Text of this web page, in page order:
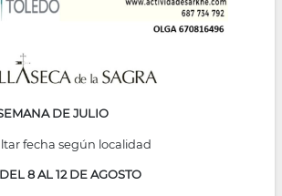
DE JULIO
fecha según localidad
8 AL 12 DE AGOSTO